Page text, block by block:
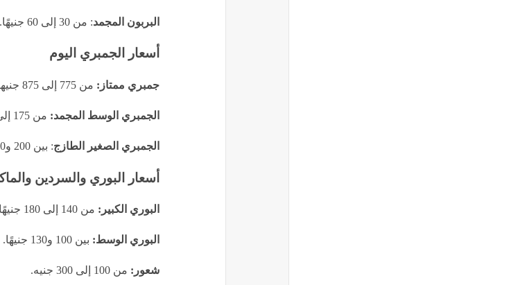
البربون المجمد: من 30 إلى 60 جنيهًا.
أسعار الجمبري اليوم
جمبري ممتاز: من 775 إلى 875 جنيها.
الجمبري الوسط المجمد: من 175 إلى 525 جنيهًا.
الجمبري الصغير الطازج: بين 200 و400 جنيه للكيلو.
أسعار البوري والسردين
البوري الكبير: من 140 إلى 180 جنيهًا.
البوري الوسط: بين 100 و130 جنيهًا.
شعور: من 100 إلى 300 جنيه.